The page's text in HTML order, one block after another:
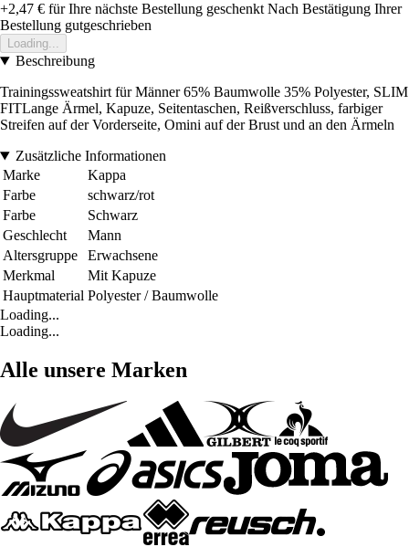
+2,47 € für Ihre nächste Bestellung geschenkt Nach Bestätigung Ihrer
Bestellung gutgeschrieben
Loading...
Beschreibung
Trainingssweatshirt für Männer 65% Baumwolle 35% Polyester, SLIM
FITLange Ärmel, Kapuze, Seitentaschen, Reißverschluss, farbiger
Streifen auf der Vorderseite, Omini auf der Brust und an den Ärmeln
Zusätzliche Informationen
Marke
Kappa
Farbe
schwarz/rot
Farbe
Schwarz
Geschlecht
Mann
Altersgruppe
Erwachsene
Merkmal
Mit Kapuze
Hauptmaterial Polyester / Baumwolle
Loading...
Loading...
Alle unsere Marken